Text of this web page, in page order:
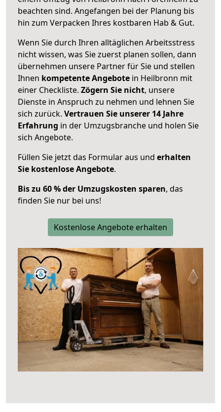
beachten sind. Angefangen bei der Planung bis
hin zum Verpacken Ihres kostbaren Hab & Gut.
Wenn Sie durch Ihren alltäglichen Arbeitsstress
nicht wissen, was Sie zuerst planen sollen, dann
übernehmen unsere Partner für Sie und stellen
Ihnen kompetente Angebote in Heilbronn mit
einer Checkliste. Zögern Sie nicht, unsere
Dienste in Anspruch zu nehmen und lehnen Sie
sich zurück. Vertrauen Sie unserer 14 Jahre
Erfahrung in der Umzugsbranche und holen Sie
sich Angebote.
Füllen Sie jetzt das Formular aus und erhalten
Sie kostenlose Angebote.
Bis zu 60 % der Umzugskosten sparen, das
finden Sie nur bei uns!
Kostenlose Angebote erhalten